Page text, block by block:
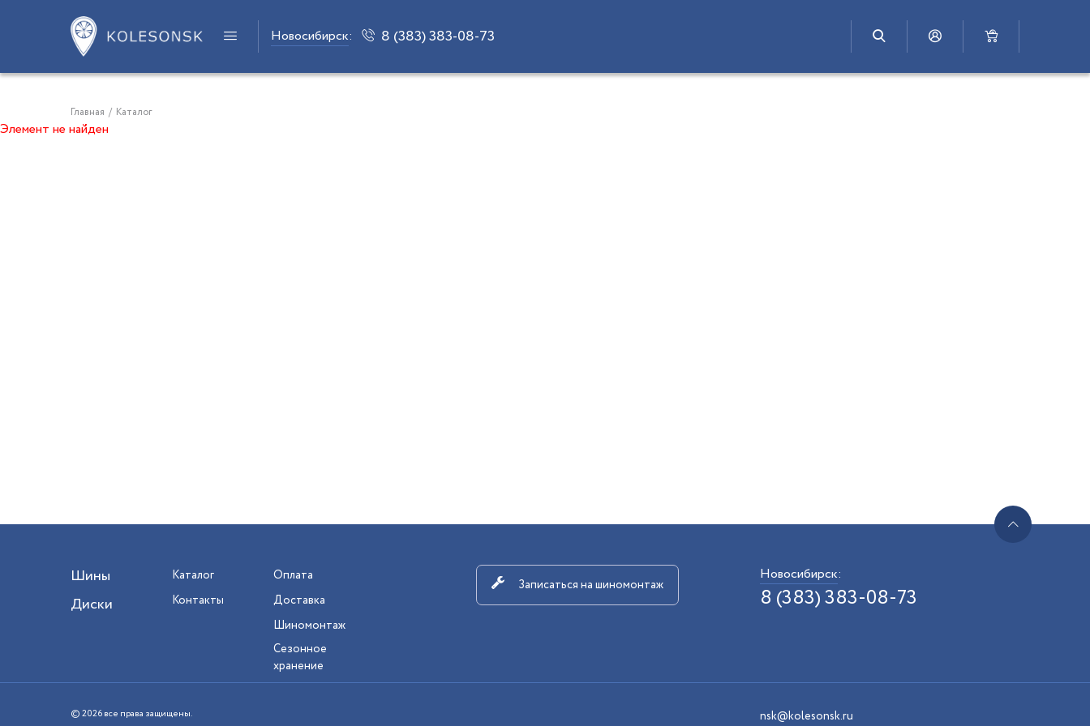
Новосибирск: 8 (383) 383-08-73
Главная / Каталог
Элемент не найден
Шины
Диски
Каталог
Контакты
Оплата
Доставка
Шиномонтаж
Сезонное
хранение
Записаться на шиномонтаж
Новосибирск:
8 (383) 383-08-73
nsk@kolesonsk.ru
© 2026 все права защищены.